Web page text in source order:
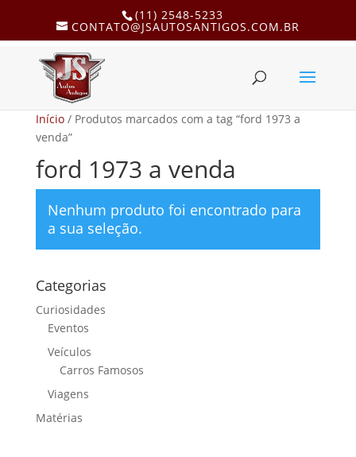
(11) 2548-5233
CONTATO@JSAUTOSANTIGOS.COM.BR
Início/ Produtos marcados com a tag “ford 1973 a
venda”
ford 1973 a venda
Nenhum produto foi encontrado para
a sua seleção.
Categorias
Curiosidades
Eventos
Veículos
Carros Famosos
Viagens
Matérias